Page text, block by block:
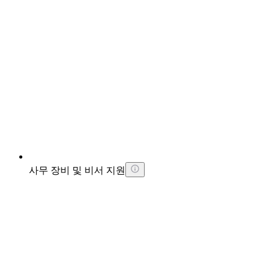
사무 장비 및 비서 지원